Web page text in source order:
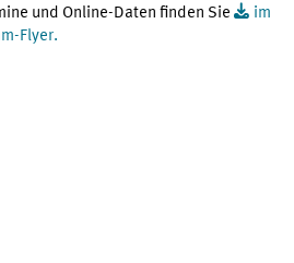
und Online-Daten finden Sie
im
Flyer.